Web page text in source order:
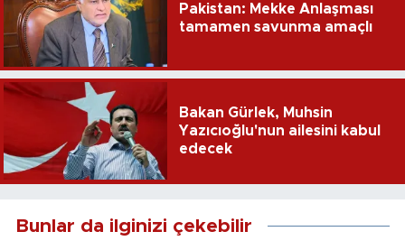
Pakistan: Mekke Anlaşması
tamamen savunma amaçlı
Bakan Gürlek, Muhsin
Yazıcıoğlu'nun ailesini kabul
edecek
Bunlar da ilginizi çekebilir